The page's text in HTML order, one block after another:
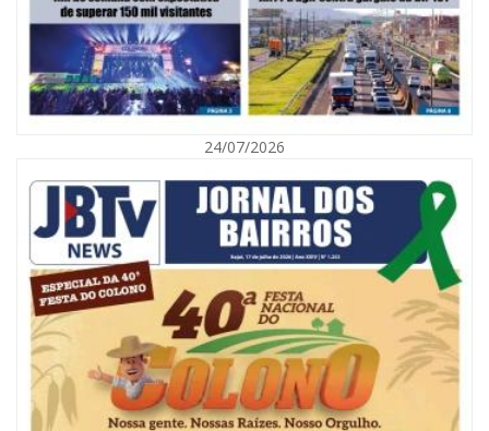
06/08/2026 | 10:02
Audiência pública debate Programa Municipal de Habitação de Interesse
Social em Itajaí
24/07/2026